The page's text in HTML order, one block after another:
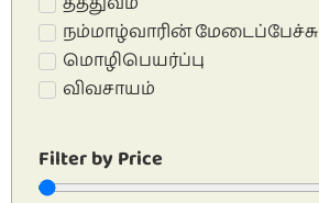
நம்மாழ்வாரின் மேடைப்பேச்சு
மொழிபெயர்ப்பு
விவசாயம்
Filter by Price